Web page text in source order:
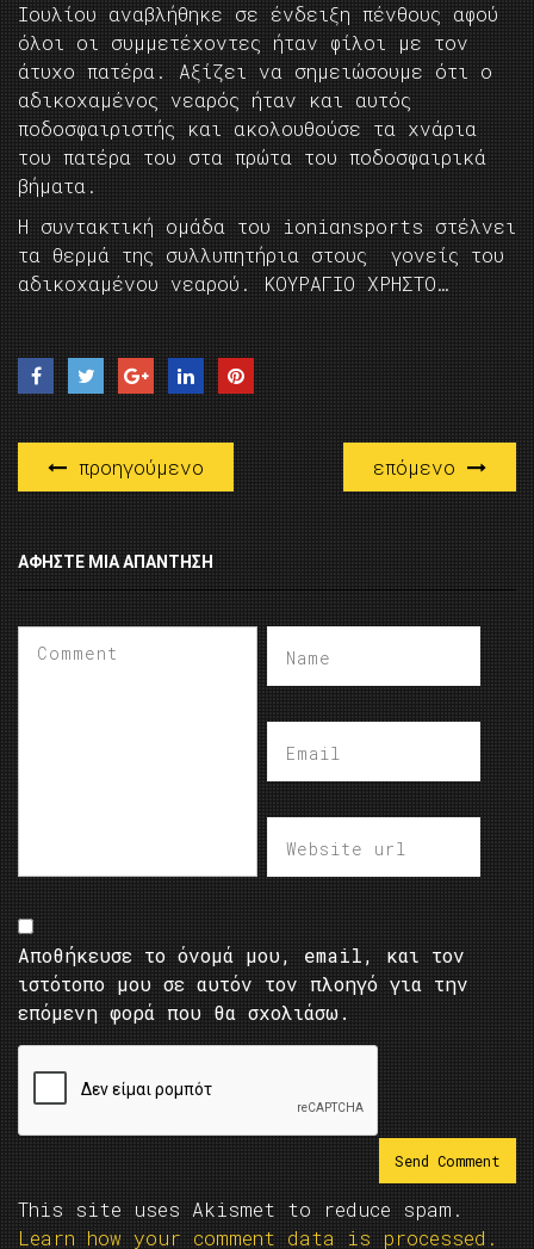
Ιουλίου αναβλήθηκε σε ένδειξη πένθους αφού
όλοι οι συμμετέχοντες ήταν φίλοι με τον
άτυχο πατέρα. Αξίζει να σημειώσουμε ότι ο
αδικοχαμένος νεαρός ήταν και αυτός
ποδοσφαιριστής και ακολουθούσε τα χνάρια
του πατέρα του στα πρώτα του ποδοσφαιρικά
βήματα.
Η συντακτική ομάδα του ioniαnsports στέλνει
τα θερμά της συλλυπητήρια στους γονείς του
αδικοχαμένου νεαρού. ΚΟΥΡΑΓΙΟ ΧΡΗΣΤΟ…
προηγούμενο επόμενο
ΑΦΉΣΤΕ ΜΙΑ ΑΠΆΝΤΗΣΗ
Αποθήκευσε το όνομά μου, email, και τον
ιστότοπο μου σε αυτόν τον πλοηγό για την
επόμενη φορά που θα σχολιάσω.
This site uses Akismet to reduce spam.
Learn how your comment data is processed.